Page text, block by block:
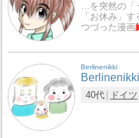
…を突然の「
「お休み」
つづった漫画
Berlinenikki
Berlinenikki
40代 ドイツ